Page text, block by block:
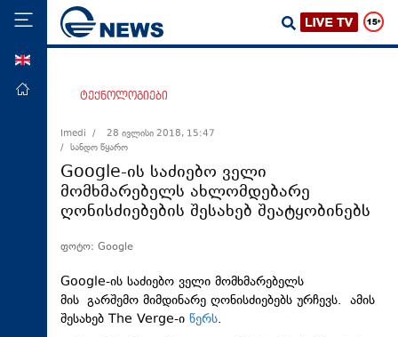
მთავარი
ეკონომიკა
მსოფლიო
ჯანდაცვა
თავდაცვა
რეგიონი
ტექნოლოგიები
Imedi /
28 ივლისი 2018, 15:47
/ სანდო წყარო
Google-ის საძიებო ველი
მომხმარებელს ახლომდებარე
ღონისძიებების შესახებ შეატყობინებს
ფოტო: Google
Google-ის საძიებო ველი მომხმარებელს
მის გარშემო მიმდინარე ღონისძიებებს ურჩევს. ამის
შესახებ The Verge-ი წერს.